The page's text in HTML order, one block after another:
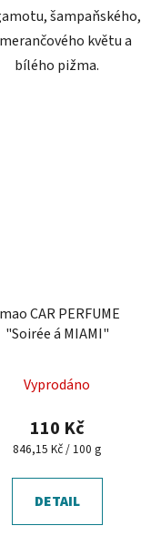
šampaňského,
květu a
bílého pižma.
CAR PERFUME
"Soirée á MIAMI"
Vyprodáno
110 Kč
Měrná
846,15 Kč / 100 g
DETAIL